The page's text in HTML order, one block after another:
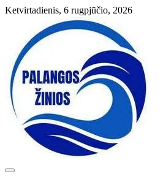
Skip
Ketvirtadienis, 6 rugpjūčio, 2026